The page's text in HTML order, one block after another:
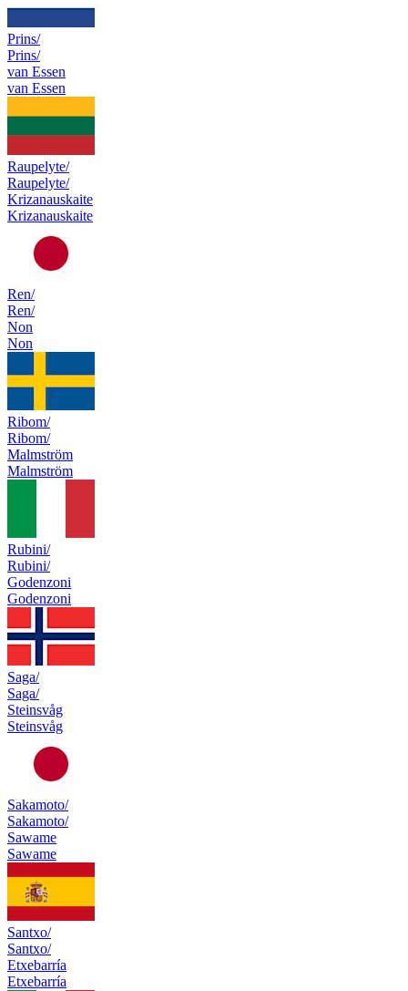
Prins/
Prins/
van Essen
van Essen
Raupelyte/
Raupelyte/
Krizanauskaite
Krizanauskaite
Ren/
Ren/
Non
Non
Ribom/
Ribom/
Malmström
Malmström
Rubini/
Rubini/
Godenzoni
Godenzoni
Saga/
Saga/
Steinsvåg
Steinsvåg
Sakamoto/
Sakamoto/
Sawame
Sawame
Santxo/
Santxo/
Etxebarría
Etxebarría